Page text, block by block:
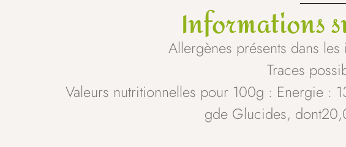
Informations
Allergènes présents dans
Traces
Valeurs nutritionnelles pour 100g : Energie
gde Glucides,